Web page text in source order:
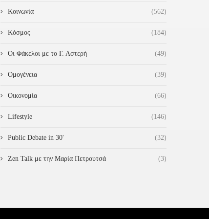
ΔΙΟΝΥΣΊΑ-ΘΕΟΔΏΡΑ
ΤΟΝ ΔΙΆΛΟΓΟ ΓΙΑ ΈΝΑΝ
28 Οκτωβρίου 2024
ΔΙΟΝΎΣΗΣ
ΜΕ ΤΟ ΑΕΡΟΔΡΌΜΙΟ...
Κοινωνία (562)
Κόσμος (184)
Οι Φάκελοι με το Γ. Αστερή (49)
Ομογένεια (39)
Οικονομία (66)
Lifestyle (146)
Public Debate in 30' (32)
Zen Talk με την Μαρία Πετρουτσά (3)